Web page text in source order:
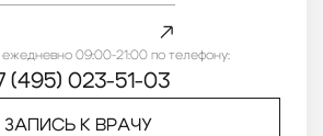
ежедневно 09:00-21:00 по телефону:
(495) 023-51-03
ЗАПИСЬ К ВРАЧУ